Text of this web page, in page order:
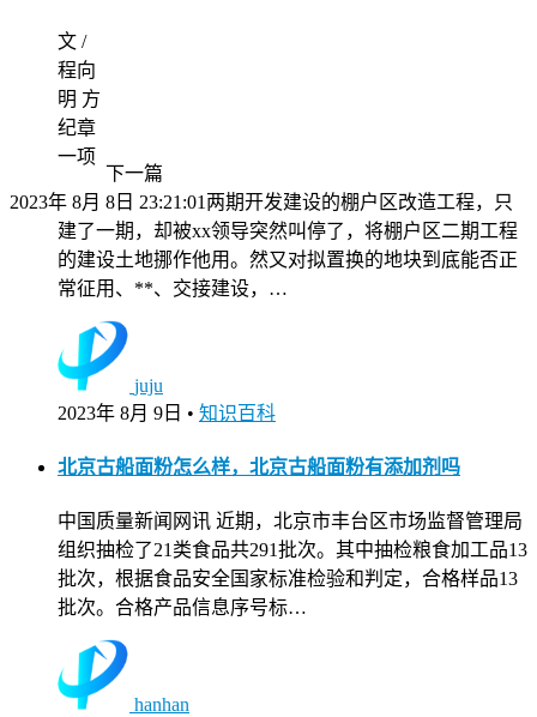
下一篇
2023年 8月 8日 23:21:01
文 /
程向
明 方
纪章
一项
两期开发建设的棚户区改造工程，只
建了一期，却被xx领导突然叫停了，将棚户区二期工程
的建设土地挪作他用。然又对拟置换的地块到底能否正
常征用、**、交接建设，…
juju
2023年 8月 9日 • 知识百科
北京古船面粉怎么样，北京古船面粉有添加剂吗
中国质量新闻网讯 近期，北京市丰台区市场监督管理局
组织抽检了21类食品共291批次。其中抽检粮食加工品13
批次，根据食品安全国家标准检验和判定，合格样品13
批次。合格产品信息序号标…
hanhan